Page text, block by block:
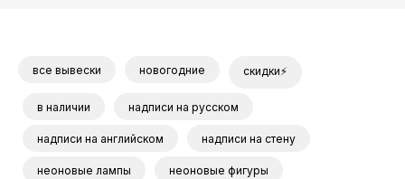
все вывески новогодние скидки⚡
в наличии надписи на русском
надписи на английском надписи на стену
неоновые лампы неоновые фигуры